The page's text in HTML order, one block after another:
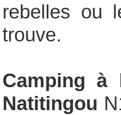
rebelles ou
trouve.
Camping à
Natitingou